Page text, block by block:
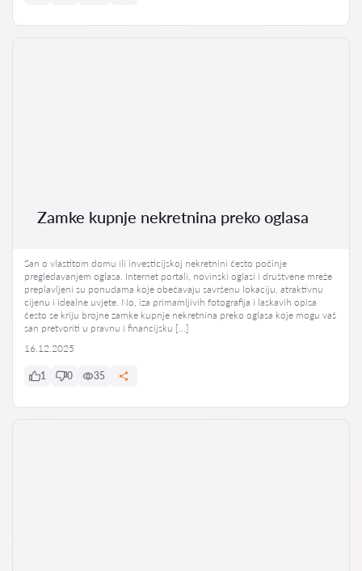
Zamke kupnje nekretnina preko oglasa
San o vlastitom domu ili investicijskoj nekretnini često počinje
pregledavanjem oglasa. Internet portali, novinski oglasi i društvene mreže
preplavljeni su ponudama koje obećavaju savršenu lokaciju, atraktivnu
cijenu i idealne uvjete. No, iza primamljivih fotografija i laskavih opisa
često se kriju brojne zamke kupnje nekretnina preko oglasa koje mogu vaš
san pretvoriti u pravnu i financijsku […]
16.12.2025
1 0 35